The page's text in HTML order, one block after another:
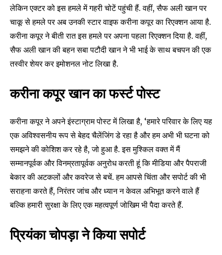
लेकिन एक्टर को इस हमले में गहरी चोटें पहुंची हैं. वहीं, सैफ अली खान पर
चाकू से हमले पर अब उनकी स्टार वाइफ करीना कपूर का रिएक्शन आया है.
करीना कपूर ने बीती रात इस हमले पर अपना पहला रिएक्शन दिया है. वहीं,
सैफ अली खान की बहन सबा पटौदी खान ने भी भाई के साथ बचपन की एक
तस्वीर शेयर कर इमोशनल नोट लिखा है.
करीना कपूर खान का फर्स्ट पोस्ट
करीना कपूर ने अपने इंस्टाग्राम पोस्ट में लिखा है, ‘हमारे परिवार के लिए यह
एक अविश्वसनीय रूप से बेहद चैलेंजिंग डे रहा है और हम अभी भी घटना को
समझने की कोशिश कर रहे है, जो हुआ है. इस मुश्किल वक्त में मैं
सम्मानपूर्वक और विनम्रतापूर्वक अनुरोध करती हूं कि मीडिया और पैपराजी
बेकार की अटकलों और कवरेज से बचें. हम आपसे चिंता और सपोर्ट की भी
सराहना करते हैं, निरंतर जांच और ध्यान न केवल अभिभूत करने वाले हैं
बल्कि हमारी सुरक्षा के लिए एक महत्वपूर्ण जोखिम भी पैदा करते हैं.
प्रियंका चोपड़ा ने किया सपोर्ट